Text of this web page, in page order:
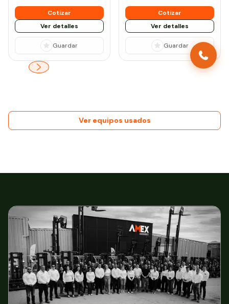
Cotizar
Ver detalles
Guardar
Cotizar
Ver detalles
Guardar
Ver equipos usados